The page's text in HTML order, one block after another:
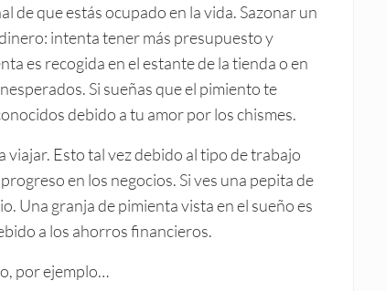
de que estás ocupado en la vida. Sazonar un
intenta tener más presupuesto y
es recogida en el estante de la tienda o en
Si sueñas que el pimiento te
debido a tu amor por los chismes.
viajar. Esto tal vez debido al tipo de trabajo
en los negocios. Si ves una pepita de
Una granja de pimienta vista en el sueño es
a los ahorros financieros.
por ejemplo…